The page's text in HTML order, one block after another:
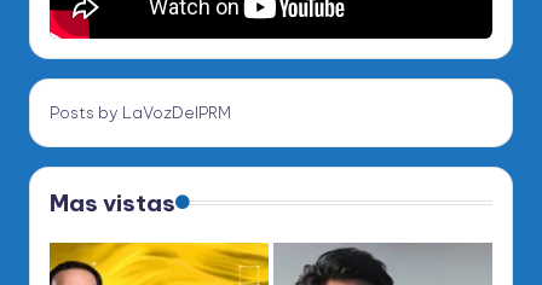
Posts by LaVozDelPRM
Mas vistas